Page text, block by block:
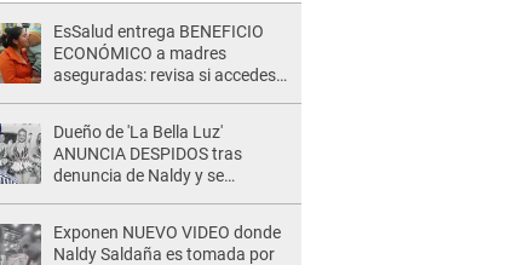
EsSalud entrega BENEFICIO
ECONÓMICO a madres
aseguradas: revisa si accedes
Dueño de 'La Bella Luz'
ANUNCIA DESPIDOS tras
denuncia de Naldy y se
vulneradas"
Exponen NUEVO VIDEO donde
Naldy Saldaña es tomada por